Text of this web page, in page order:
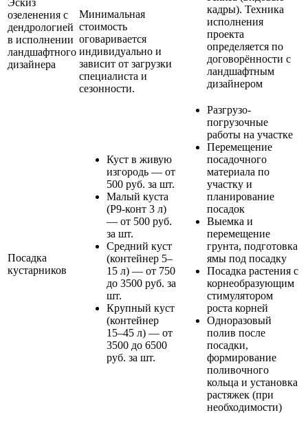
озеленения с
дендрологией
в исполнении
ландшафтного
дизайнера
Минимальная
стоимость
оговаривается
индивидуально и
зависит от загрузки
специалиста и
сезонности.
кадры). Техника
исполнения
проекта
определяется по
договорённости с
ландшафтным
дизайнером
Посадка
кустарников
Куст в живую
изгородь — от
500 руб. за шт.
Малый куста
(Р9-конт 3 л)
— от 500 руб.
за шт.
Средний куст
(контейнер 5–
15 л) — от 750
до 3500 руб. за
шт.
Крупный куст
(контейнер
15–45 л) — от
3500 до 6500
руб. за шт.
Разгрузо-
погрузочные
работы на участке
Перемещение
посадочного
материала по
участку и
планирование
посадок
Выемка и
перемещение
грунта, подготовка
ямы под посадку
Посадка растения с
корнеобразующим
стимулятором
роста корней
Одноразовый
полив после
посадки,
формирование
поливочного
кольца и установка
растяжек (при
необходимости)